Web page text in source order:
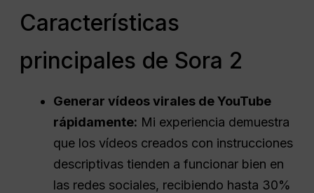
Características
principales de Sora 2
Generar vídeos virales de YouTube
rápidamente: Mi experiencia demuestra
que los vídeos creados con instrucciones
descriptivas tienden a funcionar bien en
las redes sociales, recibiendo hasta 30%